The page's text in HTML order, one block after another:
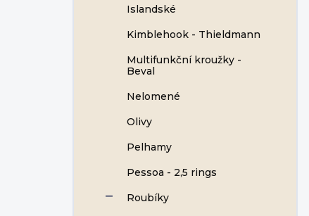
Islandské
Kimblehook - Thieldmann
Multifunkční kroužky -
Beval
Nelomené
Olivy
Pelhamy
Pessoa - 2,5 rings
Roubíky